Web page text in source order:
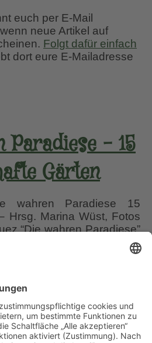
den
Toren
Wiens
euch per E-Mail
neue Artikel auf
Folgt dafür einfach
dort eure E-Mailadresse
Paradiese – 15
Gärten
wahren Paradiese 15
Hrsg. Marina Wüst, Fotos
“Die wahren Paradiese”
herausgegeben von
von Domingo Vazquez;
Sommer 2013,
Heute stelle ich erstmals
sondern ich …Die
wahren